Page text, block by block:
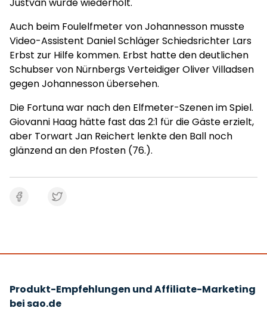
Auch beim Foulelfmeter von Johannesson musste
Video-Assistent Daniel Schläger Schiedsrichter Lars
Erbst zur Hilfe kommen. Erbst hatte den deutlichen
Schubser von Nürnbergs Verteidiger Oliver Villadsen
gegen Johannesson übersehen.
Die Fortuna war nach den Elfmeter-Szenen im Spiel.
Giovanni Haag hätte fast das 2:1 für die Gäste erzielt,
aber Torwart Jan Reichert lenkte den Ball noch
glänzend an den Pfosten (76.).
Produkt-Empfehlungen und Affiliate-Marketing
bei sao.de